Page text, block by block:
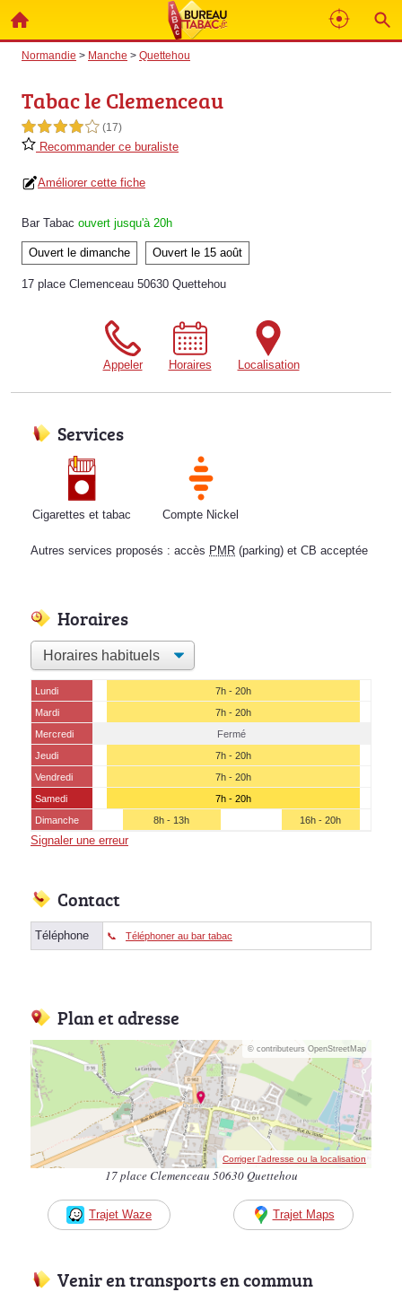
Normandie > Manche > Quettehou
Tabac le Clemenceau
4,0 étoiles sur 5 (17)
Recommander ce buraliste
Améliorer cette fiche
Bar Tabac ouvert jusqu'à 20h
Ouvert le dimanche Ouvert le 15 août
17 place Clemenceau 50630 Quettehou
Appeler Horaires Localisation
Services
Cigarettes et tabac Compte Nickel
Autres services proposés : accès PMR (parking) et CB acceptée
Horaires
Lundi
7h - 20h
Mardi
7h - 20h
Mercredi
Fermé
Jeudi
7h - 20h
Vendredi
7h - 20h
Samedi
7h - 20h
Dimanche
8h - 13h 16h - 20h
Signaler une erreur
Contact
Téléphone Téléphoner au bar tabac
Plan et adresse
© contributeurs OpenStreetMap
Corriger l’adresse ou la localisation
17 place Clemenceau 50630 Quettehou
Trajet Waze Trajet Maps
Venir en transports en commun